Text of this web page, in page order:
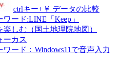
ctrlキー+￥ データの比較
ード:LINE「Keep」
楽しむ（国土地理院地図）
ーカス
ワード：Windows11で音声入力